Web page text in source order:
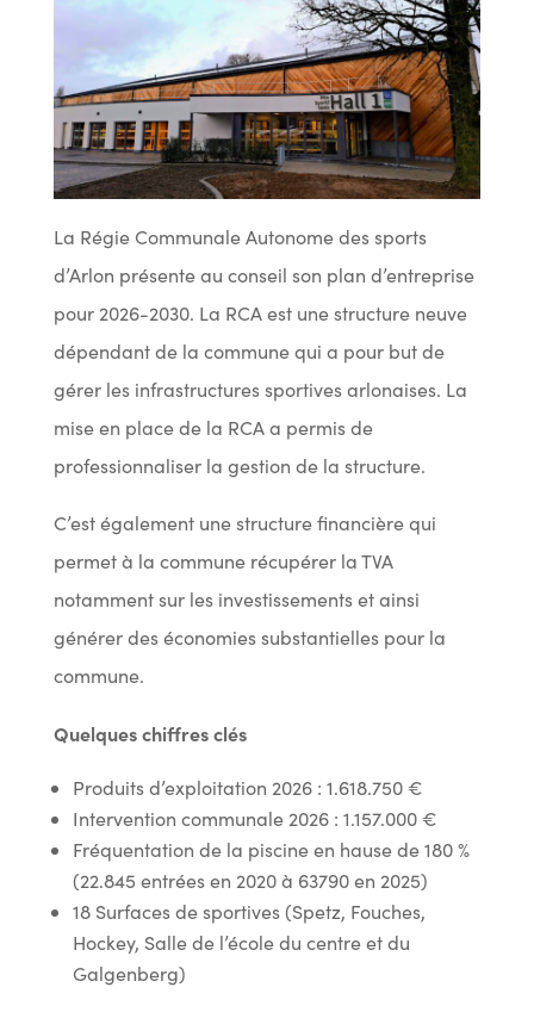
La Régie Communale Autonome des sports
d’Arlon présente au conseil son plan d’entreprise
pour 2026-2030. La RCA est une structure neuve
dépendant de la commune qui a pour but de
gérer les infrastructures sportives arlonaises. La
mise en place de la RCA a permis de
professionnaliser la gestion de la structure.
C’est également une structure financière qui
permet à la commune récupérer la TVA
notamment sur les investissements et ainsi
générer des économies substantielles pour la
commune.
Quelques chiffres clés
Produits d’exploitation 2026 : 1.618.750 €
Intervention communale 2026 : 1.157.000 €
Fréquentation de la piscine en hause de 180 %
(22.845 entrées en 2020 à 63790 en 2025)
18 Surfaces de sportives (Spetz, Fouches,
Hockey, Salle de l’école du centre et du
Galgenberg)